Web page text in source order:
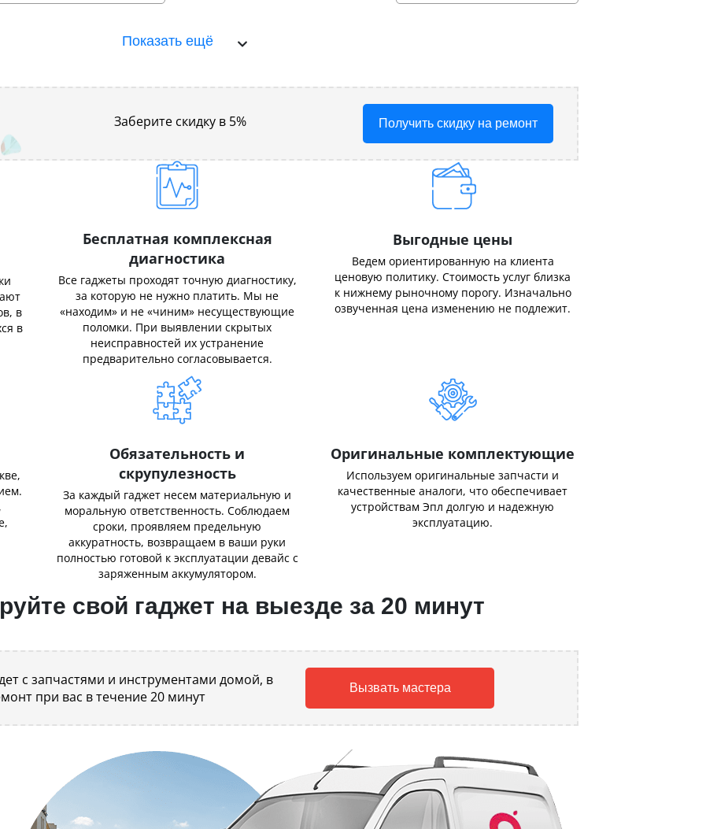
Показать ещё
Заберите скидку в 5% Получить скидку на ремонт
в
в
Бесплатная комплексная
диагностика
Все гаджеты проходят точную диагностику,
за которую не нужно платить. Мы не
«находим» и не «чиним» несуществующие
поломки. При выявлении скрытых
неисправностей их устранение
предварительно согласовывается.
Выгодные цены
Ведем ориентированную на клиента
ценовую политику. Стоимость услуг близка
к нижнему рыночному порогу. Изначально
озвученная цена изменению не подлежит.
Обязательность и
скрупулезность
За каждый гаджет несем материальную и
моральную ответственность. Соблюдаем
сроки, проявляем предельную
аккуратность, возвращаем в ваши руки
полностью готовой к эксплуатации девайс с
заряженным аккумулятором.
Оригинальные комплектующие
Используем оригинальные запчасти и
качественные аналоги, что обеспечивает
устройствам Эпл долгую и надежную
эксплуатацию.
свой гаджет на выезде за 20 минут
с запчастями и инструментами домой, в
при вас в течение 20 минут
Вызвать мастера